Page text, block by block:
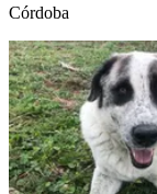
Córdoba